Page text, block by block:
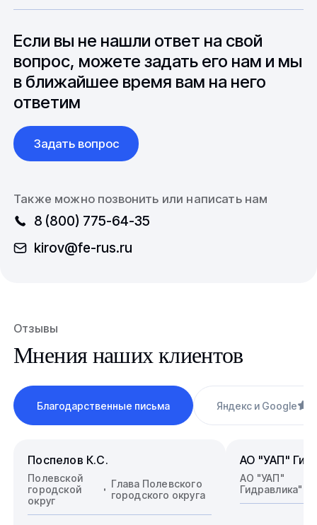
до 6 месяцев производства.
вопросы связанные с документацией и
международной логистикой.
Если вы не нашли ответ на свой
вопрос, можете задать его нам и мы
в ближайшее время вам на него
ответим
Задать вопрос
Также можно позвонить или написать нам
8 (800) 775-64-35
kirov@fe-rus.ru
Отзывы
Мнения наших клиентов
Благодарственные письма Яндекс и Google
Поспелов К.С.
Полевской
городской
округ
Глава Полевского
городского округа
АО "УАП"
АО "УАП"
Гидравлика"